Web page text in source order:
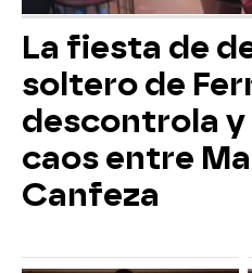
La fiesta de
soltero de
descontrola y
caos entre
Canfeza